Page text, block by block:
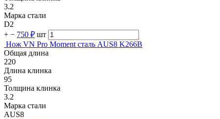
3.2
Марка стали
D2
+ − 750 ₽ шт
Нож VN Pro Moment сталь AUS8 K266B
Общая длина
220
Длина клинка
95
Толщина клинка
3.2
Марка стали
AUS8